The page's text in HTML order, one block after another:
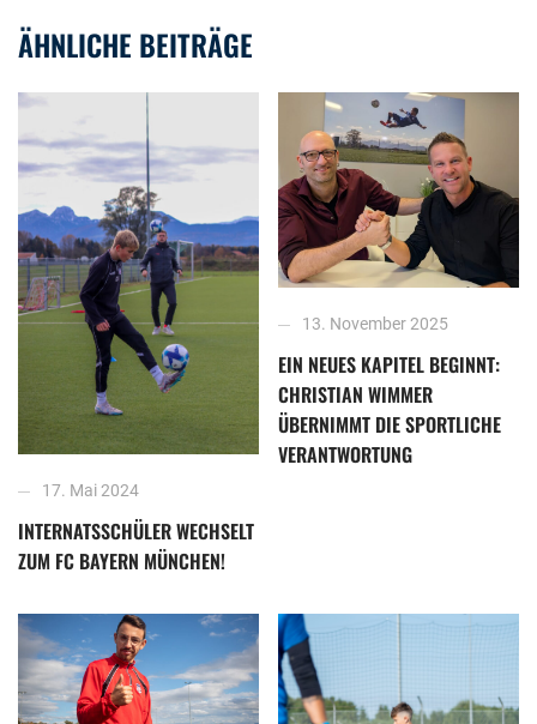
ÄHNLICHE BEITRÄGE
17. Mai 2024
INTERNATSSCHÜLER WECHSELT
ZUM FC BAYERN MÜNCHEN!
13. November 2025
EIN NEUES KAPITEL BEGINNT:
CHRISTIAN WIMMER
ÜBERNIMMT DIE SPORTLICHE
VERANTWORTUNG